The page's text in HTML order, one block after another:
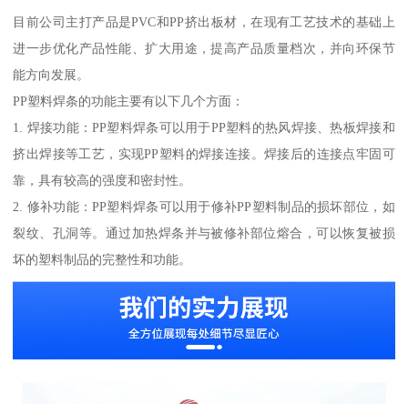
目前公司主打产品是PVC和PP挤出板材，在现有工艺技术的基础上
进一步优化产品性能、扩大用途，提高产品质量档次，并向环保节
能方向发展。
PP塑料焊条的功能主要有以下几个方面：
1. 焊接功能：PP塑料焊条可以用于PP塑料的热风焊接、热板焊接和
挤出焊接等工艺，实现PP塑料的焊接连接。焊接后的连接点牢固可
靠，具有较高的强度和密封性。
2. 修补功能：PP塑料焊条可以用于修补PP塑料制品的损坏部位，如
裂纹、孔洞等。通过加热焊条并与被修补部位熔合，可以恢复被损
坏的塑料制品的完整性和功能。